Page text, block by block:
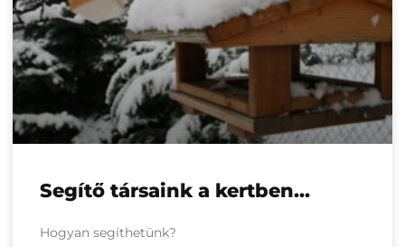
Segítő társaink a kertben…
Hogyan segíthetünk?